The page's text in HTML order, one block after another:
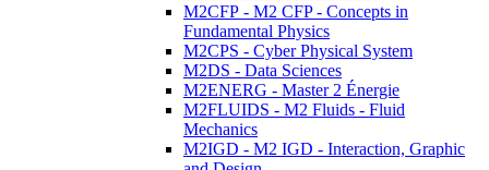
M2CFP - M2 CFP - Concepts in
Fundamental Physics
M2CPS - Cyber Physical System
M2DS - Data Sciences
M2ENERG - Master 2 Énergie
M2FLUIDS - M2 Fluids - Fluid
Mechanics
M2IGD - M2 IGD - Interaction, Graphic